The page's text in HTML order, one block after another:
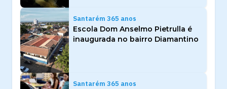
Santarém 365 anos
Escola Dom Anselmo Pietrulla é
inaugurada no bairro Diamantino
Santarém 365 anos